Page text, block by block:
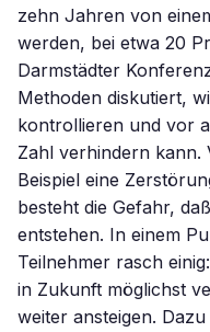
zehn Jahren von
werden, bei etwa 20
Darmstädter
Methoden diskutiert,
kontrollieren und vor
Zahl verhindern kann.
Beispiel eine
besteht die Gefahr,
entstehen. In einem
Teilnehmer rasch
in Zukunft möglichst
weiter ansteigen.